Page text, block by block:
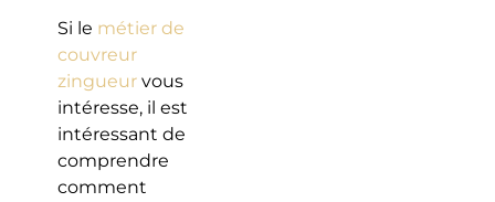
Si le métier de
couvreur
zingueurvous
intéresse, il est
intéressant de
comprendre
comment